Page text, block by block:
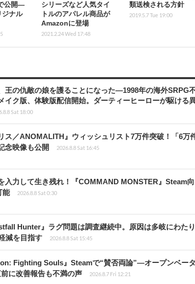
公開―
ジナル
シリーズなど人気タイ
トルのアパレル商品が
Amazonに登場
2021.2.24 Wed 17:48
類送検される方針
2019.5.7 Tue 19:00
王の仇敵の娘を護ることになった―1998年の海外SRPG
イク版、体験版配信開始。ダーティーヒーローが駆ける
Sat 18:00
ス／ANOMALITH』ウィッシュリスト7万件突破！「6万
念映像も公開
2026.8.8 Sat 16:45
入力して生き残れ！『COMMAND MONSTER』Steam
能
2026.8.8 Sat 0:30
Hunter』ラグ問題は調査継続中。原因は多岐にわた
減を目指す
2026.8.8 Sat 15:45
Fighting Souls』Steamで“賛否両論”―オープンベー
に改善報告も不満の声
2026.8.7 Fri 12:21